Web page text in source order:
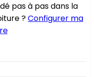
pas à pas dans la
?Configurer ma